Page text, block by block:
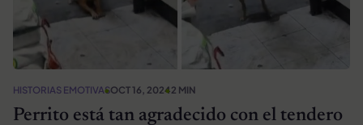
HISTORIAS EMOTIVASOCT 16, 20242 MIN
Perrito está tan agradecido con el tendero